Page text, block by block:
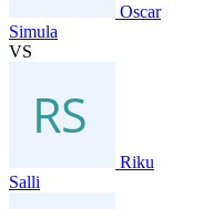
Oscar
Simula
VS
Riku
Salli